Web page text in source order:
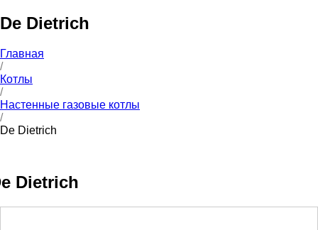
De Dietrich
Главная
/
Котлы
/
Настенные газовые котлы
/
De Dietrich
Dietrich